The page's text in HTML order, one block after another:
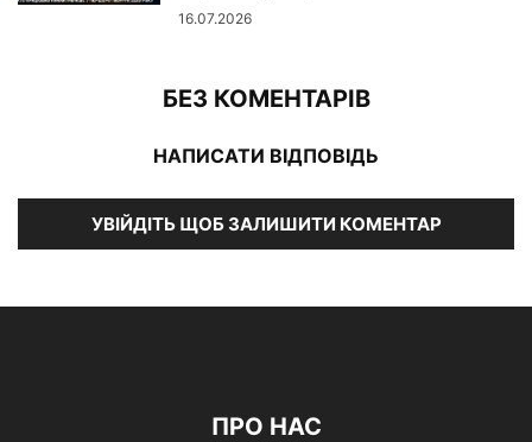
16.07.2026
БЕЗ КОМЕНТАРІВ
НАПИСАТИ ВІДПОВІДЬ
УВІЙДІТЬ ЩОБ ЗАЛИШИТИ КОМЕНТАР
ПРО НАС